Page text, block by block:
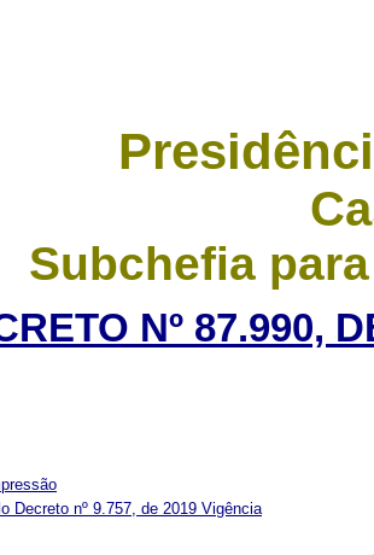
Subchefia
Nº 87.990,
Decreto nº 9.757, de 2019 Vigência